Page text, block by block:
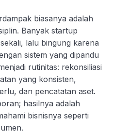
biasanya adalah
Banyak startup
lalu bingung karena
sistem yang dipandu
rutinitas: rekonsiliasi
yang konsisten,
dan pencatatan aset.
hasilnya adalah
bisnisnya seperti